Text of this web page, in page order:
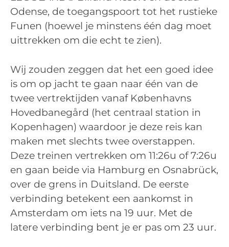
Odense, de toegangspoort tot het rustieke
Funen (hoewel je minstens één dag moet
uittrekken om die echt te zien).
Wij zouden zeggen dat het een goed idee
is om op jacht te gaan naar één van de
twee vertrektijden vanaf Københavns
Hovedbanegård (het centraal station in
Kopenhagen) waardoor je deze reis kan
maken met slechts twee overstappen.
Deze treinen vertrekken om 11:26u of 7:26u
en gaan beide via Hamburg en Osnabrück,
over de grens in Duitsland. De eerste
verbinding betekent een aankomst in
Amsterdam om iets na 19 uur. Met de
latere verbinding bent je er pas om 23 uur.